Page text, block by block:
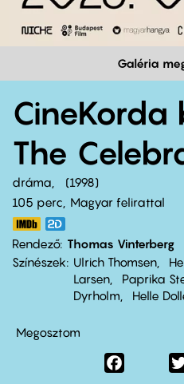
Galéria
The
dráma
1998
105 perc,
Magyar felirattal
Rendező Thomas Vinterberg
Színészek
Ulrich Thomsen
Larsen
Paprika
Dyrholm
Helle
Megosztom
Facebook